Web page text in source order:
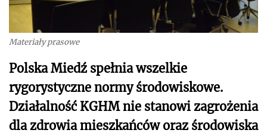
Materiały prasowe
Polska Miedź spełnia wszelkie
rygorystyczne normy środowiskowe.
Działalność KGHM nie stanowi zagrożenia
dla zdrowia mieszkańców oraz środowiska